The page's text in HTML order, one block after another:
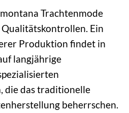
Trachtenmode
Ein
Produktion findet in
langjährige
die das traditionelle
beherrschen.